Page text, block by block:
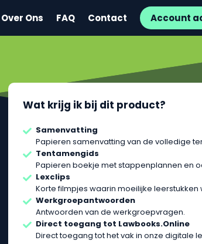
Over Ons FAQ Contact Account
Wat krijg ik bij dit product?
Samenvatting
Papieren samenvatting van de volledige
Tentamengids
Papieren boekje met stappenplannen en
Lexclips
Korte filmpjes waarin moeilijke
Werkgroepantwoorden
Antwoorden van de werkgroepvragen.
Direct toegang tot Lawbooks.Online
Direct toegang tot het vak in onze digitale